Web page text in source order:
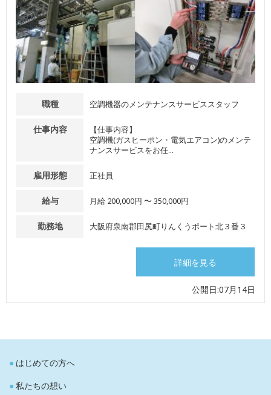
職種 空調機器のメンテナンスサービススタッフ
仕事内容
【仕事内容】
空調機(ガスヒーポン・電気エアコン)のメンテ
ナンスサービスをお任...
雇用形態 正社員
給与 月給 200,000円 〜 350,000円
勤務地 大阪府泉南郡田尻町りんくうポート北３番３
詳細を見る
公開日:07月14日
はじめての方へ
私たちの想い